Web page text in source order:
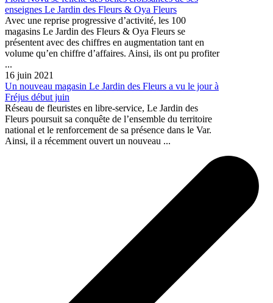
enseignes Le Jardin des Fleurs & Oya Fleurs
Avec une reprise progressive d’activité, les 100
magasins Le Jardin des Fleurs & Oya Fleurs se
présentent avec des chiffres en augmentation tant en
volume qu’en chiffre d’affaires. Ainsi, ils ont pu profiter
...
16 juin 2021
Un nouveau magasin Le Jardin des Fleurs a vu le jour à
Fréjus début juin
Réseau de fleuristes en libre-service, Le Jardin des
Fleurs poursuit sa conquête de l’ensemble du territoire
national et le renforcement de sa présence dans le Var.
Ainsi, il a récemment ouvert un nouveau ...